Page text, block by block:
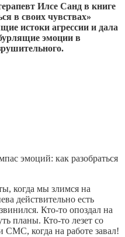
Илсе Санд в книге
в своих чувствах»
истоки агрессии и дала
эмоции в
эмоций: как разобраться
когда мы злимся на
действительно есть
Кто-то опоздал на
планы. Кто-то лезет со
когда на работе завал!